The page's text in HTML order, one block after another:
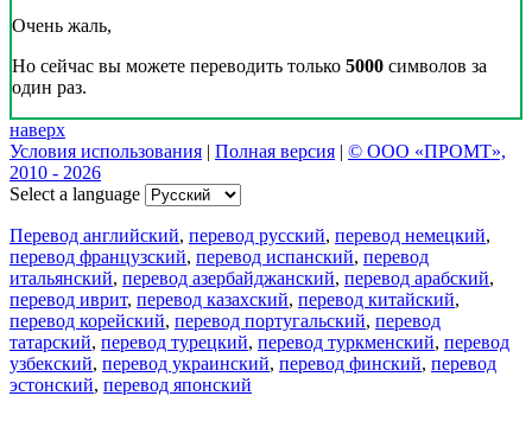
Очень жаль,
Но сейчас вы можете переводить только 5000 символов за
один раз.
наверх
Условия использования | Полная версия | © ООО «ПРОМТ»,
2010 - 2026
Select a language
Перевод английский, перевод русский, перевод немецкий,
перевод французский, перевод испанский, перевод
итальянский, перевод азербайджанский, перевод арабский,
перевод иврит, перевод казахский, перевод китайский,
перевод корейский, перевод португальский, перевод
татарский, перевод турецкий, перевод туркменский, перевод
узбекский, перевод украинский, перевод финский, перевод
эстонский, перевод японский